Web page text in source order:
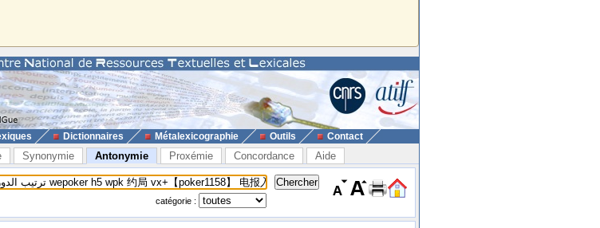
Dictionnaires Métalexicographie Outils Contact
Synonymie Antonymie Proxémie Concordance Aide
catégorie :